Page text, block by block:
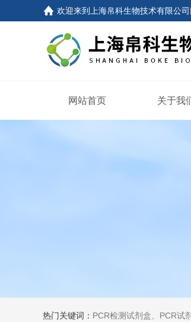
欢迎来到 上海帛科生物技术有限公
网站首页 关于我
热门关键词： PCR检测试剂盒、PCR试剂盒， 核酸检测试剂盒，荧光定量检测试剂盒，生化试剂盒 ，比